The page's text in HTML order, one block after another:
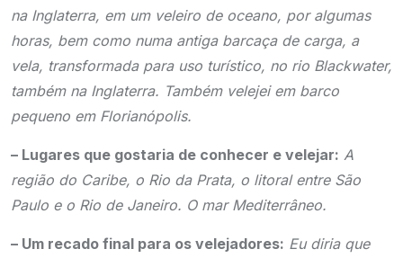
na Inglaterra, em um veleiro de oceano, por algumas
horas, bem como numa antiga barcaça de carga, a
vela, transformada para uso turístico, no rio Blackwater,
também na Inglaterra. Também velejei em barco
pequeno em Florianópolis.
– Lugares que gostaria de conhecer e velejar: A
região do Caribe, o Rio da Prata, o litoral entre São
Paulo e o Rio de Janeiro. O mar Mediterrâneo.
– Um recado final para os velejadores: Eu diria que